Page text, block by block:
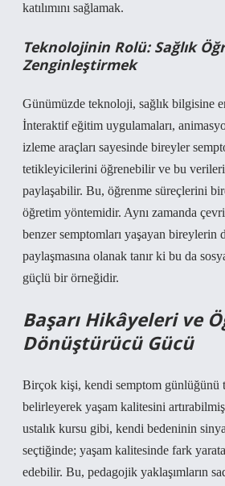
katılımını sağlamak.
Teknolojinin Rolü: Sağlık
Zenginleştirmek
Günümüzde teknoloji, sağlık bilgisine
İnteraktif eğitim uygulamaları,
izleme araçları sayesinde bireyler
tetikleyicilerini öğrenebilir ve bu verileri
paylaşabilir. Bu, öğrenme süreçlerini
öğretim yöntemidir. Aynı zamanda
benzer semptomları yaşayan bireylerin
paylaşmasına olanak tanır ki bu da
güçlü bir örneğidir.
Başarı Hikâyeleri ve
Dönüştürücü Gücü
Birçok kişi, kendi semptom günlüğünü
belirleyerek yaşam kalitesini
ustalık kursu gibi, kendi bedeninin
seçtiğinde; yaşam kalitesinde fark
edebilir. Bu, pedagojik yaklaşımların